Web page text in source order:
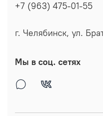
+7 (963) 475-01-55
г. Челябинск, ул.
Мы в соц. сетях